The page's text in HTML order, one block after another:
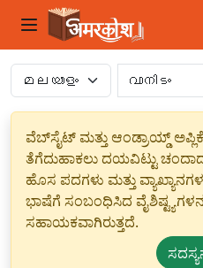
ವೆಬ್‌ಸೈಟ್ ಮತ್ತು ಆಂಡ್ರಾಯ್ಡ್
ತೆಗೆದುಹಾಕಲು ದಯವಿಟ್ಟು
ಹೊಸ ಪದಗಳು ಮತ್ತು
ಭಾಷೆಗೆ ಸಂಬಂಧಿಸಿದ
ಸಹಾಯಕವಾಗಿರುತ್ತದೆ.